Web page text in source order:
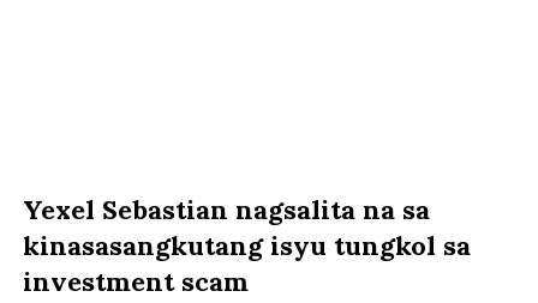
Yexel Sebastian nagsalita na sa
kinasasangkutang isyu tungkol sa
investment scam